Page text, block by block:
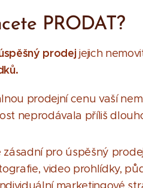
PRODAT?
prodejjejich
prodejní cenu vaší
neprodávala příliš
zásadní pro úspěšný
video prohlídky,